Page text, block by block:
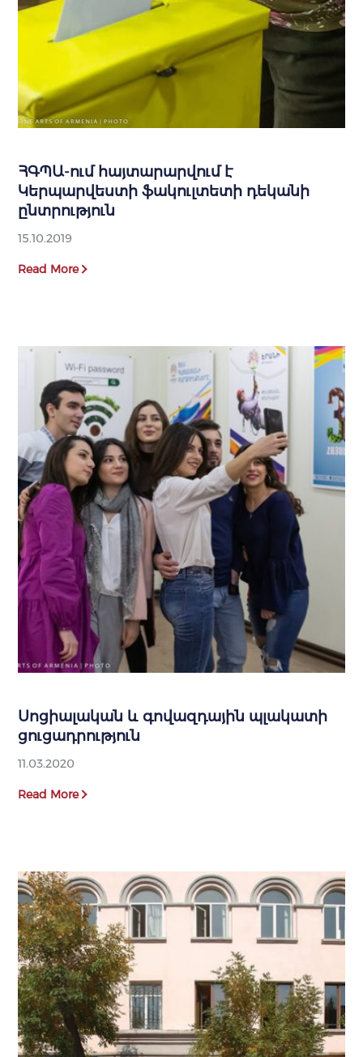
ՀԳՊԱ-ում հայտարարվում է
Կերպարվեստի ֆակուլտետի դեկանի
ընտրություն
15.10.2019
Read More
Սոցիալական և գովազդային պլակատի
ցուցադրություն
11.03.2020
Read More